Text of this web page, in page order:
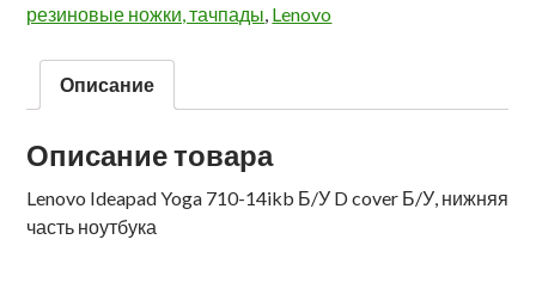
резиновые ножки, тачпады, Lenovo
Описание
Описание товара
Lenovo Ideapad Yoga 710-14ikb Б/У D cover Б/У, нижняя
часть ноутбука